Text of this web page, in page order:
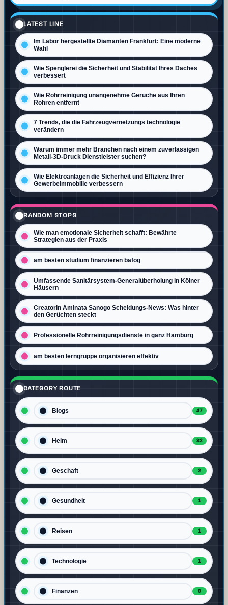
LATEST LINE
Im Labor hergestellte Diamanten Frankfurt: Eine moderne
Wahl
Wie Spenglerei die Sicherheit und Stabilität Ihres Daches
verbessert
Wie Rohrreinigung unangenehme Gerüche aus Ihren
Rohren entfernt
7 Trends, die die Fahrzeugvernetzungs technologie
verändern
Warum immer mehr Branchen nach einem zuverlässigen
Metall-3D-Druck Dienstleister suchen?
Wie Elektroanlagen die Sicherheit und Effizienz Ihrer
Gewerbeimmobilie verbessern
RANDOM STOPS
Wie man emotionale Sicherheit schafft: Bewährte
Strategien aus der Praxis
am besten studium finanzieren bafög
Umfassende Sanitärsystem-Generalüberholung in Kölner
Häusern
Creatorin Aminata Sanogo Scheidungs‑News: Was hinter
den Gerüchten steckt
Professionelle Rohrreinigungsdienste in ganz Hamburg
am besten lerngruppe organisieren effektiv
CATEGORY ROUTE
Blogs 47
Heim 32
Geschaft 2
Gesundheit 1
Reisen 1
Technologie 1
Finanzen 0